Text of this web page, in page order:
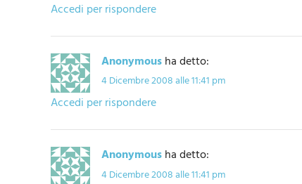
Accedi per rispondere
Anonymousha detto:
4 Dicembre 2008 alle 11:41 pm
Accedi per rispondere
Anonymousha detto:
4 Dicembre 2008 alle 11:41 pm